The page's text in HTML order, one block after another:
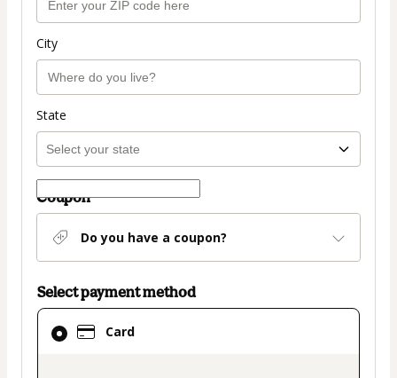
City
State
Coupon
Do you have a coupon?
Select payment method
Card
Card
selected